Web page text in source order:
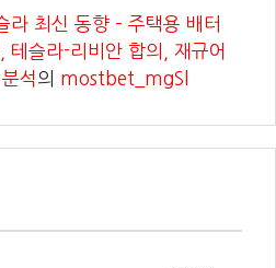
최신 동향 – 주택용 배터
테슬라-리비안 합의, 재규어
석의 mostbet_mgSl